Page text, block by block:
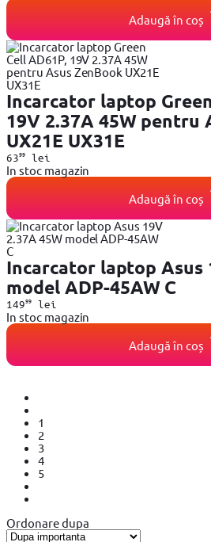
Adaugă în coș
Incarcator laptop
19V 2.37A 45W pentru
UX21E UX31E
6399lei
In stoc magazin
Adaugă în coș
Incarcator laptop Asus
model ADP-45AW C
14999lei
In stoc magazin
Adaugă în coș
1
2
3
4
5
Ordonare dupa